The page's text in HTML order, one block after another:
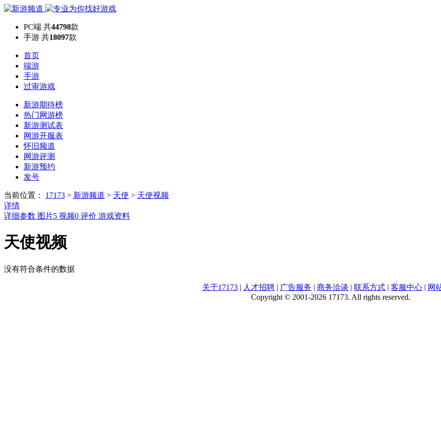
PC端 共44798款
手游 共18097款
首页
端游
手游
过审游戏
新游期待榜
热门网游榜
新游测试表
网游开服表
怀旧频道
网游评测
新游预约
发号
当前位置： 17173 > 新游频道 > 天使 > 天使视频
详情
详细参数 图片5 视频0 评价 游戏资料
天使视频
没有符合条件的数据
关于17173 | 人才招聘 | 广告服务 | 商务洽谈 | 联系方式 | 客服中心 | 网
Copyright © 2001-2026 17173. All rights reserved.